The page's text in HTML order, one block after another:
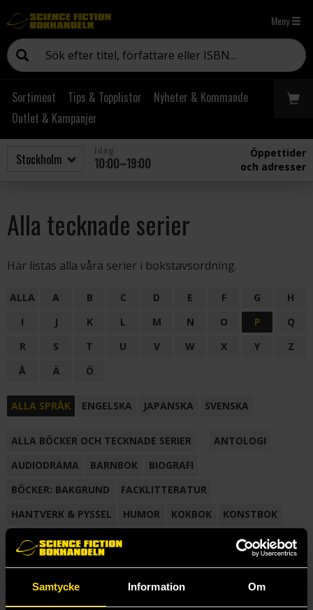
Samtycke Information Om
Meny
Sortiment Tips & Topplistor
Nyheter & Kommande
Outlet & Kampanjer
10:00–19:00
Öppettider
och adresser
Alla tecknade serier
Här listas alla våra serier i bokstavsordning.
ALLA A B C D E F G
H
I
J K L M N O P
Q
R
S T U V W X Y
Z
Å
Ä Ö
ALLA SPRÅK ENGELSKA JAPANSKA SVENSKA
ALLA BÖCKER OCH TECKNADE SERIER
ANTOLOGI
AUDIODRAMA
BARNBOK
BIOGRAFI
BÖCKER: BAKGRUND
FACKLITTERATUR
HANTVERK & PYSSEL
HUMOR KOKBOK
KONSTBOK
KORTROMAN
LÄROBOK
NOVELL
SAMLINGSVOLYM
TECKNA & MÅLA TECKNAD SERIE